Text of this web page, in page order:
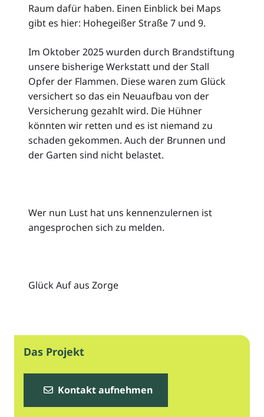
Raum dafür haben. Einen Einblick bei Maps
gibt es hier: Hohegeißer Straße 7 und 9.
Im Oktober 2025 wurden durch Brandstiftung
unsere bisherige Werkstatt und der Stall
Opfer der Flammen. Diese waren zum Glück
versichert so das ein Neuaufbau von der
Versicherung gezahlt wird. Die Hühner
könnten wir retten und es ist niemand zu
schaden gekommen. Auch der Brunnen und
der Garten sind nicht belastet.
Wer nun Lust hat uns kennenzulernen ist
angesprochen sich zu melden.
Glück Auf aus Zorge
Das Projekt
Kontakt aufnehmen